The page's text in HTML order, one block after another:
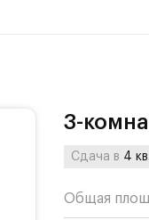
3-
Сдача в 4
Общая